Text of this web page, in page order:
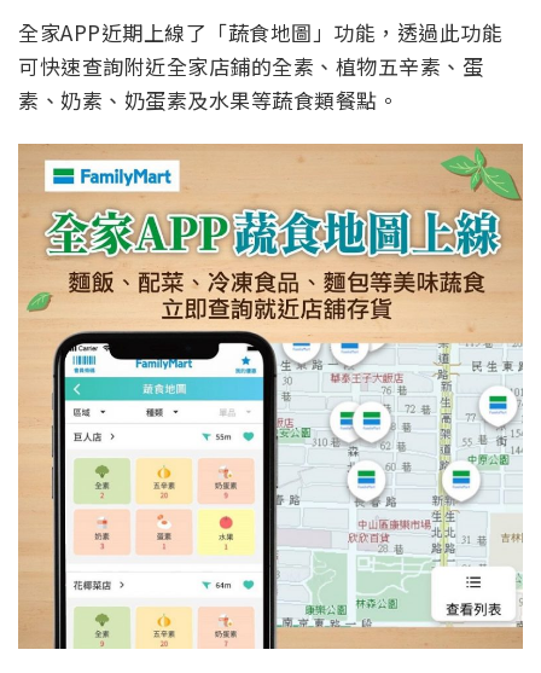
全家APP近期上線了「蔬食地圖」功能，透過此功能
可快速查詢附近全家店鋪的全素、植物五辛素、蛋
素、奶素、奶蛋素及水果等蔬食類餐點。